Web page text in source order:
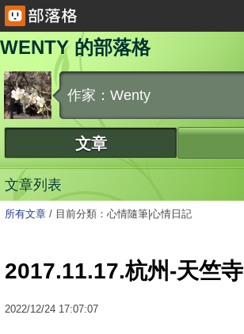
WENTY 的部落格
作家：Wenty
文章
文章列表
所有文章 / 目前分類：心情隨筆|心情日記
2017.11.17.杭州-天竺寺
2022/12/24 17:07:07